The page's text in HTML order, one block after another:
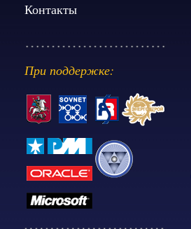
Контакты
При поддержке: